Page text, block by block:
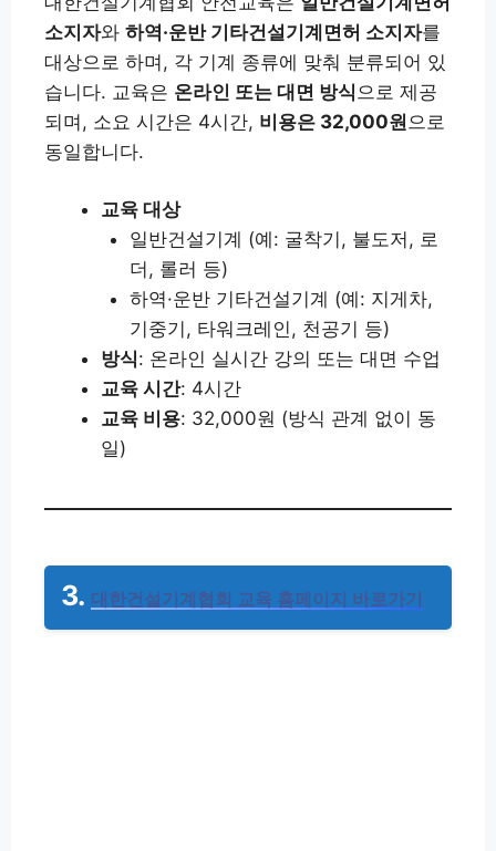
소지자와 하역·운반 기타건설기계면허 소지자를
대상으로 하며, 각 기계 종류에 맞춰 분류되어 있
습니다. 교육은 온라인 또는 대면 방식 으로 제공
되며, 소요 시간은 4시간, 비용은 32,000원 으로
동일합니다.
교육 대상
일반건설기계 (예: 굴착기, 불도저, 로
더, 롤러 등)
하역·운반 기타건설기계 (예: 지게차,
기중기, 타워크레인, 천공기 등)
방식: 온라인 실시간 강의 또는 대면 수업
교육 시간: 4시간
교육 비용: 32,000원 (방식 관계 없이 동
일)
3. 대한건설기계협회 교육 홈페이지 바로가기